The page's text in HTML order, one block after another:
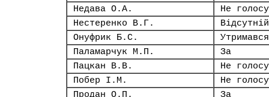
Недава О.А.
Не
Нестеренко В.Г.
Відсутній
Онуфрик Б.С.
Утримався
Паламарчук М.П.
За
Пацкан В.В.
Не
Побер І.М.
Не
Продан О.П.
За